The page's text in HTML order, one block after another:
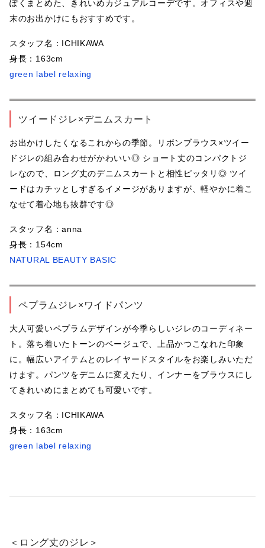
ぽくまとめた、きれいめカジュアルコーデです。オフィスや週
末のお出かけにもおすすめです。
スタッフ名：ICHIKAWA
身長：163cm
green label relaxing
ツイードジレ×デニムスカート
お出かけしたくなるこれからの季節。リボンブラウス×ツイー
ドジレの組み合わせがかわいい◎ ショート丈のコンパクトジ
レなので、ロング丈のデニムスカートと相性ピッタリ◎ ツイ
ードはカチッとしすぎるイメージがありますが、軽やかに着こ
なせて着心地も抜群です◎
スタッフ名：anna
身長：154cm
NATURAL BEAUTY BASIC
ペプラムジレ×ワイドパンツ
大人可愛いペプラムデザインが今季らしいジレのコーディネー
ト。落ち着いたトーンのベージュで、上品かつこなれた印象
に。幅広いアイテムとのレイヤードスタイルをお楽しみいただ
けます。パンツをデニムに変えたり、インナーをブラウスにし
てきれいめにまとめても可愛いです。
スタッフ名：ICHIKAWA
身長：163cm
green label relaxing
＜ロング丈のジレ＞